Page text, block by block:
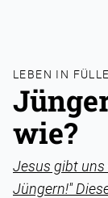
LEBEN IN FÜLLE
wie?
Jesus gibt uns
Jüngern!''